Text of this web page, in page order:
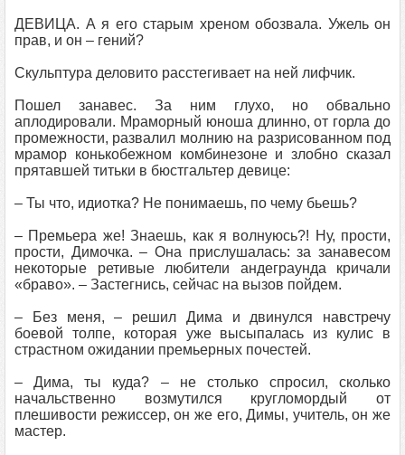
ДЕВИЦА. А я его старым хреном обозвала. Ужель он
прав, и он – гений?
Скульптура деловито расстегивает на ней лифчик.
Пошел занавес. За ним глухо, но обвально
аплодировали. Мраморный юноша длинно, от горла до
промежности, развалил молнию на разрисованном под
мрамор конькобежном комбинезоне и злобно сказал
прятавшей титьки в бюстгальтер девице:
– Ты что, идиотка? Не понимаешь, по чему бьешь?
– Премьера же! Знаешь, как я волнуюсь?! Ну, прости,
прости, Димочка. – Она прислушалась: за занавесом
некоторые ретивые любители андеграунда кричали
«браво». – Застегнись, сейчас на вызов пойдем.
– Без меня, – решил Дима и двинулся навстречу
боевой толпе, которая уже высыпалась из кулис в
страстном ожидании премьерных почестей.
– Дима, ты куда? – не столько спросил, сколько
начальственно возмутился кругломордый от
плешивости режиссер, он же его, Димы, учитель, он же
мастер.